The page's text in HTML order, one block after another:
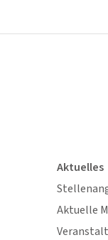
Aktuelles
Aktuelle